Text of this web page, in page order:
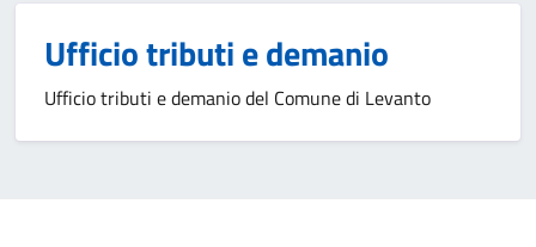
Ufficio tributi e demanio
Ufficio tributi e demanio del Comune di Levanto